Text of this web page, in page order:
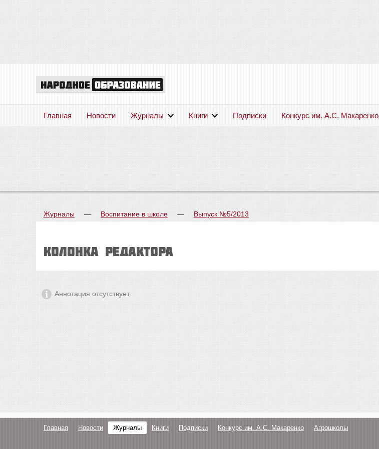
Главная Новости Журналы Книги Подписки Конкурс им. А.С. Макаренко
Журналы — Воспитание в школе — Выпуск №5/2013
Колонка РЕДАКТОРА
Аннотация отсутствует
Главная Новости Журналы Книги Подписки Конкурс им. А.С. Макаренко Агрошколы